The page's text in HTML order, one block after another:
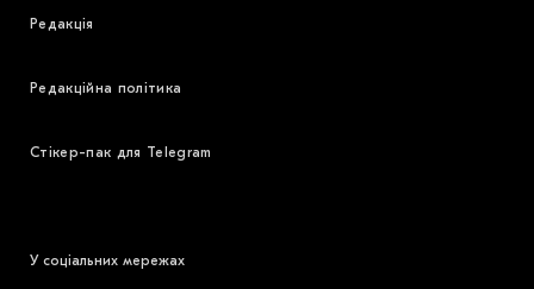
Редакція
Редакційна політика
Стікер-пак для Telegram
У соціальних мережах